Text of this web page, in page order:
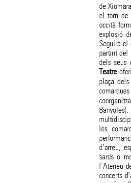
de
el torn de
occità
explosió
Seguirà el
partint del
dels seus
Teatre
plaça
les
d’arreu,
sards o
l’Ateneu
concerts